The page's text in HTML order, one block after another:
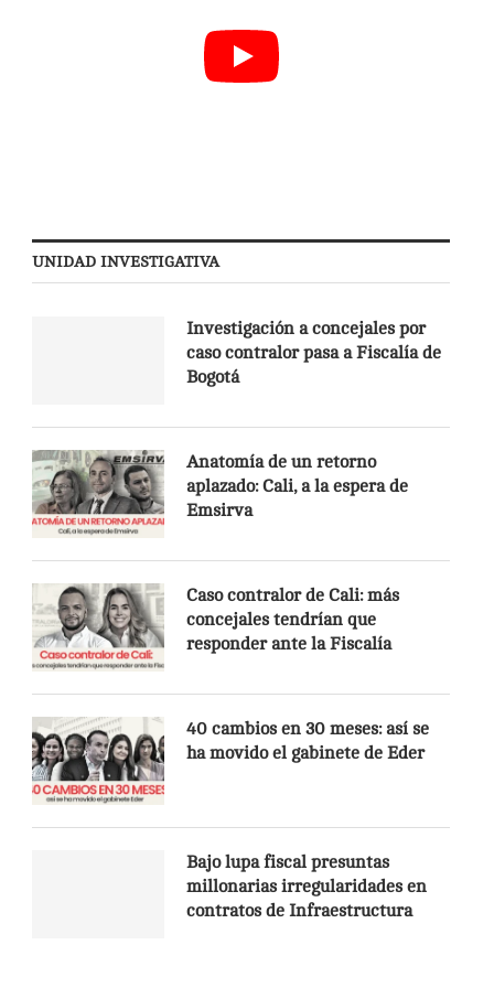
UNIDAD INVESTIGATIVA
Investigación a concejales por
caso contralor pasa a Fiscalía de
Bogotá
Anatomía de un retorno
aplazado: Cali, a la espera de
Emsirva
Caso contralor de Cali: más
concejales tendrían que
responder ante la Fiscalía
40 cambios en 30 meses: así se
ha movido el gabinete de Eder
Bajo lupa fiscal presuntas
millonarias irregularidades en
contratos de Infraestructura